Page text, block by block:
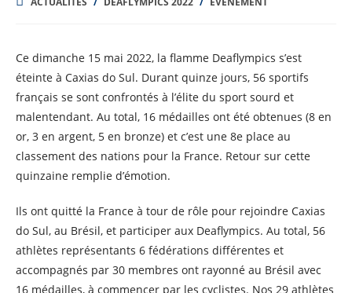
CATEGORY:
Ce dimanche 15 mai 2022, la flamme Deaflympics s’est
éteinte à Caxias do Sul. Durant quinze jours, 56 sportifs
français se sont confrontés à l’élite du sport sourd et
malentendant. Au total, 16 médailles ont été obtenues (8 en
or, 3 en argent, 5 en bronze) et c’est une 8e place au
classement des nations pour la France. Retour sur cette
quinzaine remplie d’émotion.
Ils ont quitté la France à tour de rôle pour rejoindre Caxias
do Sul, au Brésil, et participer aux Deaflympics. Au total, 56
athlètes représentants 6 fédérations différentes et
accompagnés par 30 membres ont rayonné au Brésil avec
16 médailles, à commencer par les cyclistes. Nos 29 athlètes